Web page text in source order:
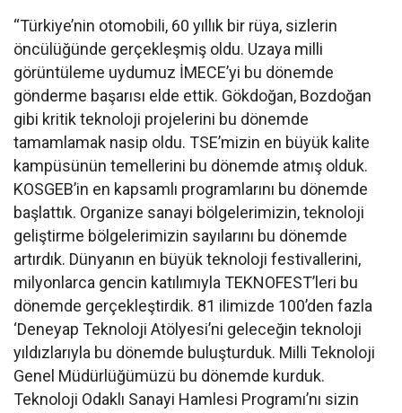
“Türkiye’nin otomobili, 60 yıllık bir rüya, sizlerin
öncülüğünde gerçekleşmiş oldu. Uzaya milli
görüntüleme uydumuz İMECE’yi bu dönemde
gönderme başarısı elde ettik. Gökdoğan, Bozdoğan
gibi kritik teknoloji projelerini bu dönemde
tamamlamak nasip oldu. TSE’mizin en büyük kalite
kampüsünün temellerini bu dönemde atmış olduk.
KOSGEB’in en kapsamlı programlarını bu dönemde
başlattık. Organize sanayi bölgelerimizin, teknoloji
geliştirme bölgelerimizin sayılarını bu dönemde
artırdık. Dünyanın en büyük teknoloji festivallerini,
milyonlarca gencin katılımıyla TEKNOFEST’leri bu
dönemde gerçekleştirdik. 81 ilimizde 100’den fazla
‘Deneyap Teknoloji Atölyesi’ni geleceğin teknoloji
yıldızlarıyla bu dönemde buluşturduk. Milli Teknoloji
Genel Müdürlüğümüzü bu dönemde kurduk.
Teknoloji Odaklı Sanayi Hamlesi Programı’nı sizin